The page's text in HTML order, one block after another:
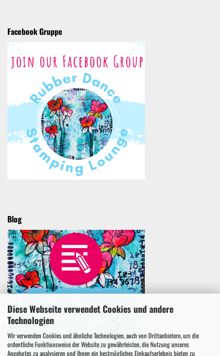
Diese Webseite verwendet Cookies und andere
Technologien
Wir verwenden Cookies und ähnliche Technologien, auch von Drittanbietern, um die
ordentliche Funktionsweise der Website zu gewährleisten, die Nutzung unseres
Angebotes zu analysieren und Ihnen ein bestmögliches Einkaufserlebnis bieten zu
Facebook Gruppe
Blog